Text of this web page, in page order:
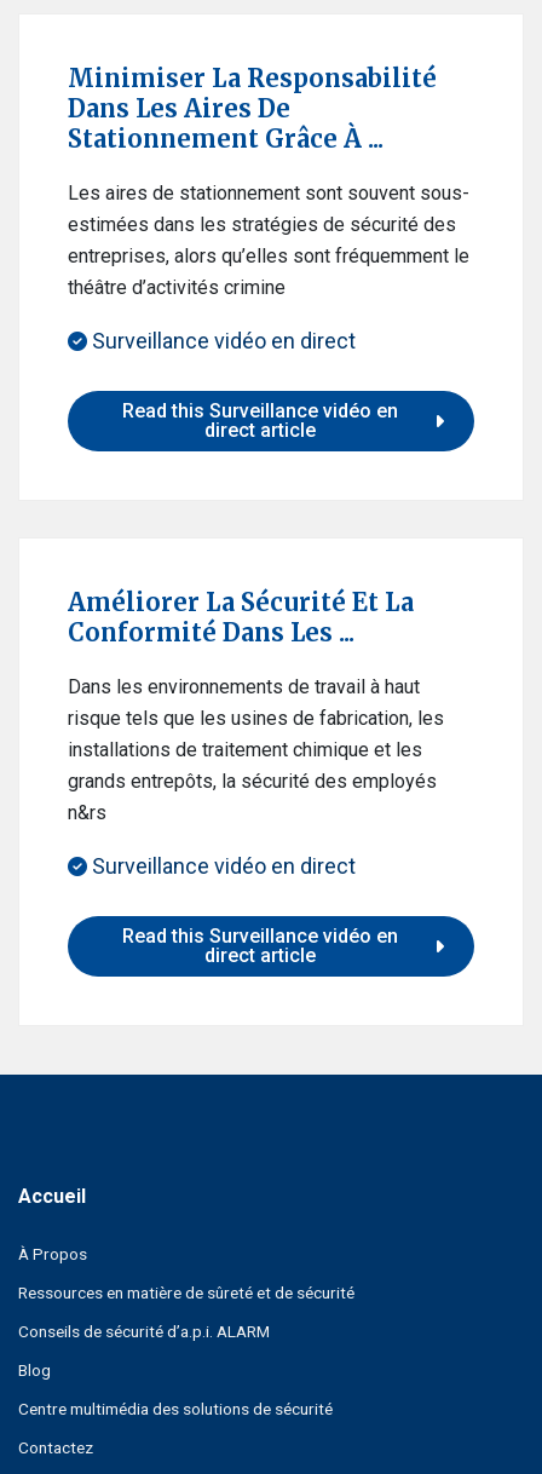
Minimiser La Responsabilité
Dans Les Aires De
Stationnement Grâce À ...
Les aires de stationnement sont souvent sous-
estimées dans les stratégies de sécurité des
entreprises, alors qu’elles sont fréquemment le
théâtre d’activités crimine
Surveillance vidéo en direct
Read this Surveillance vidéo en
direct article
Améliorer La Sécurité Et La
Conformité Dans Les ...
Dans les environnements de travail à haut
risque tels que les usines de fabrication, les
installations de traitement chimique et les
grands entrepôts, la sécurité des employés
n&rs
Surveillance vidéo en direct
Read this Surveillance vidéo en
direct article
À Propos
Ressources en matière de sûreté et de sécurité
Conseils de sécurité d’a.p.i. ALARM
Blog
Centre multimédia des solutions de sécurité
Contactez